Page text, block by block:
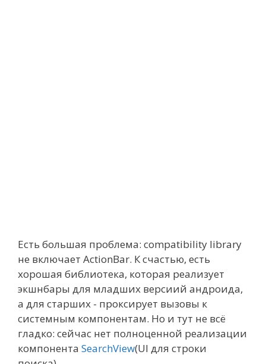
Есть большая проблема: compatibility library
не включает ActionBar. К счастью, есть
хорошая библиотека, которая реализует
экшнбары для младших версиий андроида,
а для старших - проксирует вызовы к
системным компонентам. Но и тут не всё
гладко: сейчас нет полноценной реализации
компонента SearchView(UI для строки